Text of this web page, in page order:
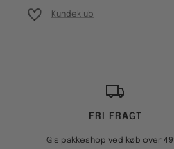
Kundeklub
FRI FRAGT
Gls pakkeshop ved køb over